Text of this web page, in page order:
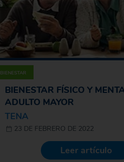
BIENESTAR
BIENESTAR FÍSICO Y
ADULTO MAYOR
TENA
23 DE FEBRERO DE 2022
Leer artículo